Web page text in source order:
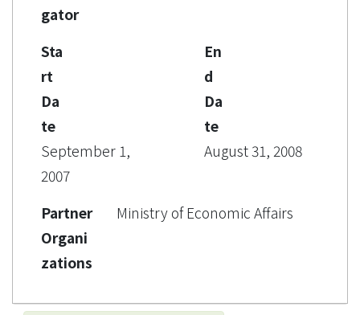
gator
Sta
rt
Da
te
September 1,
2007
En
d
Da
te
August 31, 2008
Partner
Organi
zations
Ministry of Economic Affairs